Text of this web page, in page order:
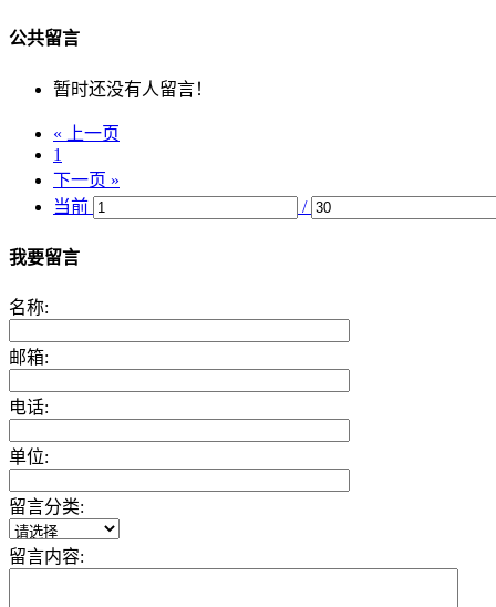
公共留言
暂时还没有人留言！
« 上一页
1
下一页 »
当前
/
我要留言
名称:
邮箱:
电话:
单位:
留言分类:
留言内容: